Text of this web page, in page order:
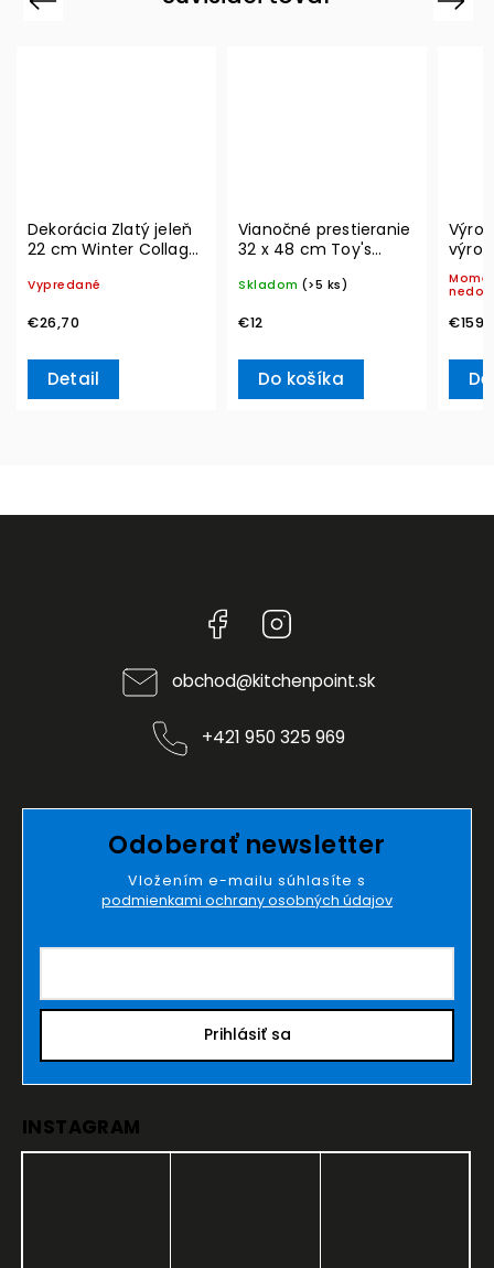
Dekorácia Zlatý jeleň
22 cm Winter Collage
& Boch
Vypredané
€26,70
Detail
Vianočné prestieranie
32 x 48 cm Toy's
Villeroy & Boch
Skladom (>5 ks)
€12
Do košíka
v
Facebook
obchod@kitchenpoint.sk
+421 950 325 969
Odoberať newsletter
Vložením e-mailu súhlasíte s
podmienkami ochrany osobných údajov
Prihlásiť sa
INSTAGRAM